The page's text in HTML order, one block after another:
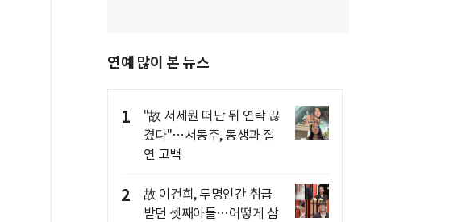
연예 많이 본 뉴스
1
"故 서세원 떠난 뒤 연락 끊
겼다"…서동주, 동생과 절
연 고백
2
故 이건희, 투명인간 취급
받던 셋째아들…어떻게 삼